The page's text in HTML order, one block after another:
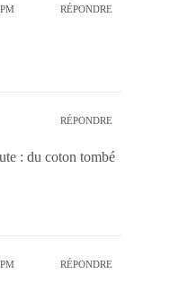
RÉPONDRE
RÉPONDRE
: du coton tombé
RÉPONDRE